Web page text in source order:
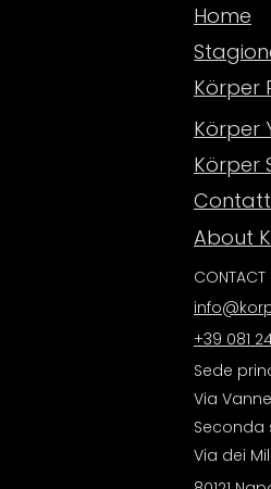
Home
Körper
Körper
Körper
About
CONTACT
+39 081
Sede
Via
Seconda
Via dei